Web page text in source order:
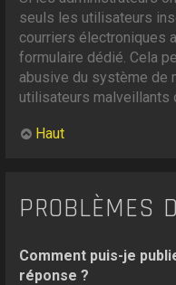
seuls les utilisateurs
courriers électroniques
formulaire dédié. Cela
abusive du système de
utilisateurs malveillants
Haut
PROBLÈMES
Comment puis-je
réponse ?